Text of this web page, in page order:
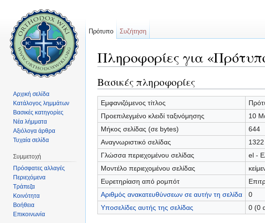
Πληροφορίες για
Βασικές πληροφορίες
Εμφανιζόμενος τίτλος
Προεπιλεγμένο κλειδί ταξινόμησης
10
Μήκος σελίδας (σε bytes)
644
Αναγνωριστικό σελίδας
1322
Γλώσσα περιεχομένου σελίδας
el -
Μοντέλο περιεχομένου σελίδας
Ευρετηρίαση από ρομπότ
Αριθμός ανακατευθύνσεων σε αυτήν τη σελίδα
0
Υποσελίδες αυτής της σελίδας
0 (0
Πρότυπο Συζήτηση
Αρχική σελίδα
Κατάλογος λημμάτων
Βασικές κατηγορίες
Νέα λήμματα
Αξιόλογα άρθρα
Τυχαία σελίδα
Συμμετοχή
Πρόσφατες αλλαγές
Περιεχόμενα
Τράπεζα
Κοινότητα
Βοήθεια
Επικοινωνία